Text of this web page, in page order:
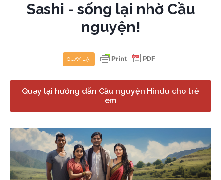
Sashi - sống lại nhờ Cầu
nguyện!
QUAY LẠI
Quay lại hướng dẫn Cầu nguyện Hindu cho trẻ
em